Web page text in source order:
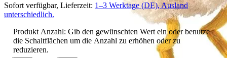
Sofort verfügbar, Lieferzeit: 1–3 Werktage (DE), Ausland
unterschiedlich.
Produkt Anzahl: Gib den gewünschten Wert ein oder benutze
die Schaltflächen um die Anzahl zu erhöhen oder zu
reduzieren.